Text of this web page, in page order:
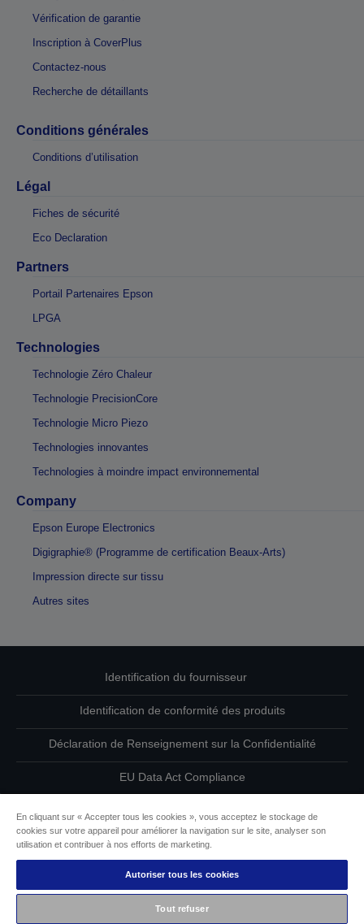
Vérification de garantie
Inscription à CoverPlus
Contactez-nous
Recherche de détaillants
Conditions générales
Conditions d’utilisation
Légal
Fiches de sécurité
Eco Declaration
Partners
Portail Partenaires Epson
LPGA
Technologies
Technologie Zéro Chaleur
Technologie PrecisionCore
Technologie Micro Piezo
Technologies innovantes
Technologies à moindre impact environnemental
Company
Epson Europe Electronics
Digigraphie® (Programme de certification Beaux-Arts)
Impression directe sur tissu
Autres sites
Identification du fournisseur
Identification de conformité des produits
Déclaration de Renseignement sur la Confidentialité
EU Data Act Compliance
Informations sur les cookies
L’engagement d’Epson pour l’accessibilité
En cliquant sur « Accepter tous les cookies », vous acceptez le stockage de
cookies sur votre appareil pour améliorer la navigation sur le site, analyser son
utilisation et contribuer à nos efforts de marketing.
Autoriser tous les cookies
Tout refuser